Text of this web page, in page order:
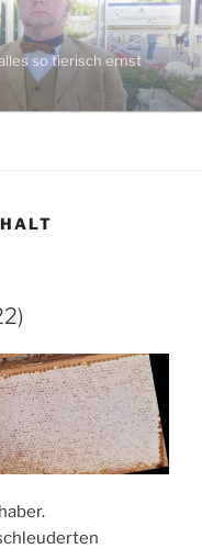
so tierisch ernst